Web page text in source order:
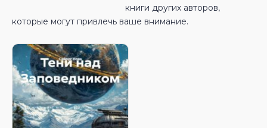
книги других авторов,
которые могут привлечь ваше внимание.